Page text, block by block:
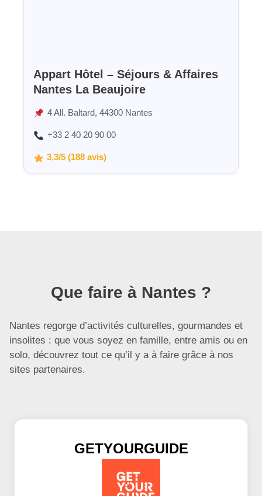
Appart Hôtel – Séjours & Affaires
Nantes La Beaujoire
4 All. Baltard, 44300 Nantes
+33 2 40 20 90 00
3,3/5 (188 avis)
Que faire à Nantes ?
Nantes regorge d’activités culturelles, gourmandes et
insolites : que vous soyez en famille, entre amis ou en
solo, découvrez tout ce qu’il y a à faire grâce à nos
sites partenaires.
GETYOURGUIDE